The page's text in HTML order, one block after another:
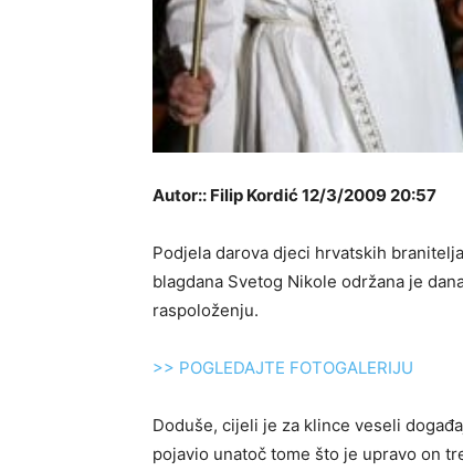
Autor:: Filip Kordić 12/3/2009 20:57
Podjela darova djeci hrvatskih
blagdana Svetog Nikole održana je
raspoloženju.
>> POGLEDAJTE FOTOGALERIJU
Doduše, cijeli je za klince veseli
pojavio unatoč tome što je upravo on